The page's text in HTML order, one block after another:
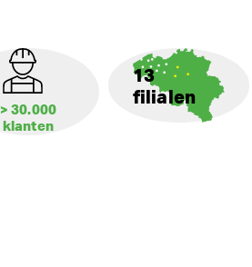
> 30.000
klanten
13
filialen